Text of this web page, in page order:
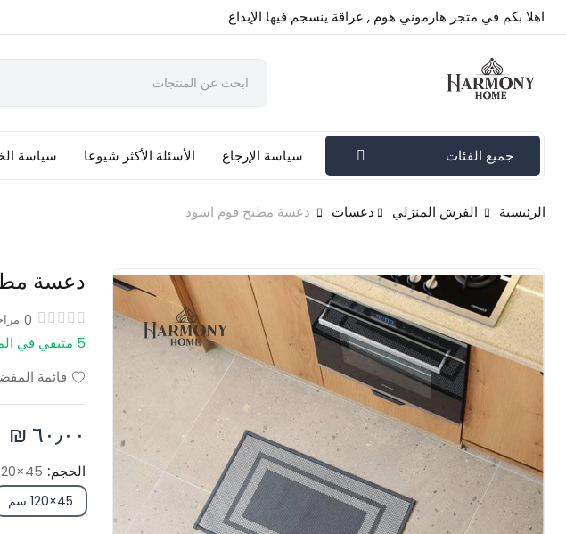
اهلا بكم في متجر هارموني هوم , عراقة ينسجم فيها الإبداع
جميع الفئات سياسة الإرجاع الأسئلة الأكثر شيوعا سياسة
الرئيسية الفرش المنزلي دعسات دعسة مطبخ فوم اسود
دعسة
0
5 متبقي في المخزون
قائمة
٦٠٫٠٠ ₪
الحجم: 45×120 سم
45×120 سم